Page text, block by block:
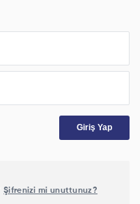
Giriş Yap
Şifrenizi mi unuttunuz?